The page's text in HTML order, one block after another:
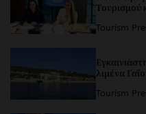
Τουρισμού
Tourism
λιμένα
Tourism